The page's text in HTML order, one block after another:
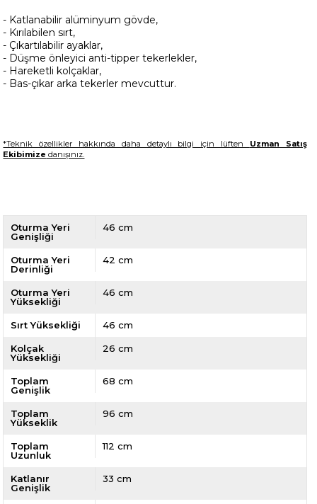
- Katlanabilir alüminyum gövde,
- Kırılabilen sırt,
- Çıkartılabilir ayaklar,
- Düşme önleyici anti-tipper tekerlekler,
- Hareketli kolçaklar,
- Bas-çıkar arka tekerler mevcuttur.
*Teknik özellikler hakkında daha detaylı bilgi için lüften Uzman Satış
Ekibimize danışınız.
Oturma Yeri
Genişliği
46 cm
Oturma Yeri
Derinliği
42 cm
Oturma Yeri
Yüksekliği
46 cm
Sırt Yüksekliği 46 cm
Kolçak
Yüksekliği
26 cm
Toplam
Genişlik
68 cm
Toplam
Yükseklik
96 cm
Toplam
Uzunluk
112 cm
Katlanır
Genişlik
33 cm